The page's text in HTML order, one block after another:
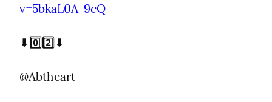
v=5bkaL0A-9cQ
⬇️0️⃣2️⃣⬇️
@Abtheart